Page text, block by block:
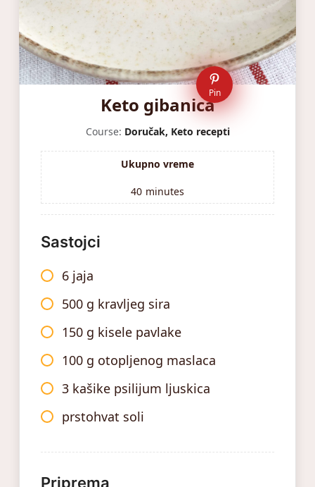
Pin
Keto gibanica
Course: Doručak, Keto recepti
Ukupno vreme
40 minutes
Sastojci
6 jaja
500 g kravljeg sira
150 g kisele pavlake
100 g otopljenog maslaca
3 kašike psilijum ljuskica
prstohvat soli
Priprema